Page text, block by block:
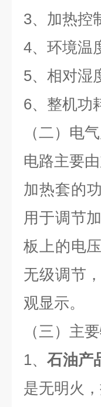
3、加热控
4、环境温
5、相对湿
6、整机功
（二）电
电路主要
加热套的
用于调节
板上的电
无级调节
观显示。
（三）主
1、石油产
是无明火